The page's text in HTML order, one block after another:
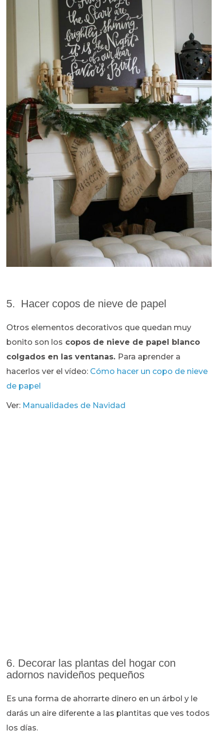
5. Hacer copos de nieve de papel
Otros elementos decorativos que quedan muy
bonito son los copos de nieve de papel blanco
colgados en las ventanas. Para aprender a
hacerlos ver el vídeo: Cómo hacer un copo de nieve
de papel
Ver: Manualidades de Navidad
6. Decorar las plantas del hogar con
adornos navideños pequeños
Es una forma de ahorrarte dinero en un árbol y le
darás un aire diferente a las plantitas que ves todos
los días.